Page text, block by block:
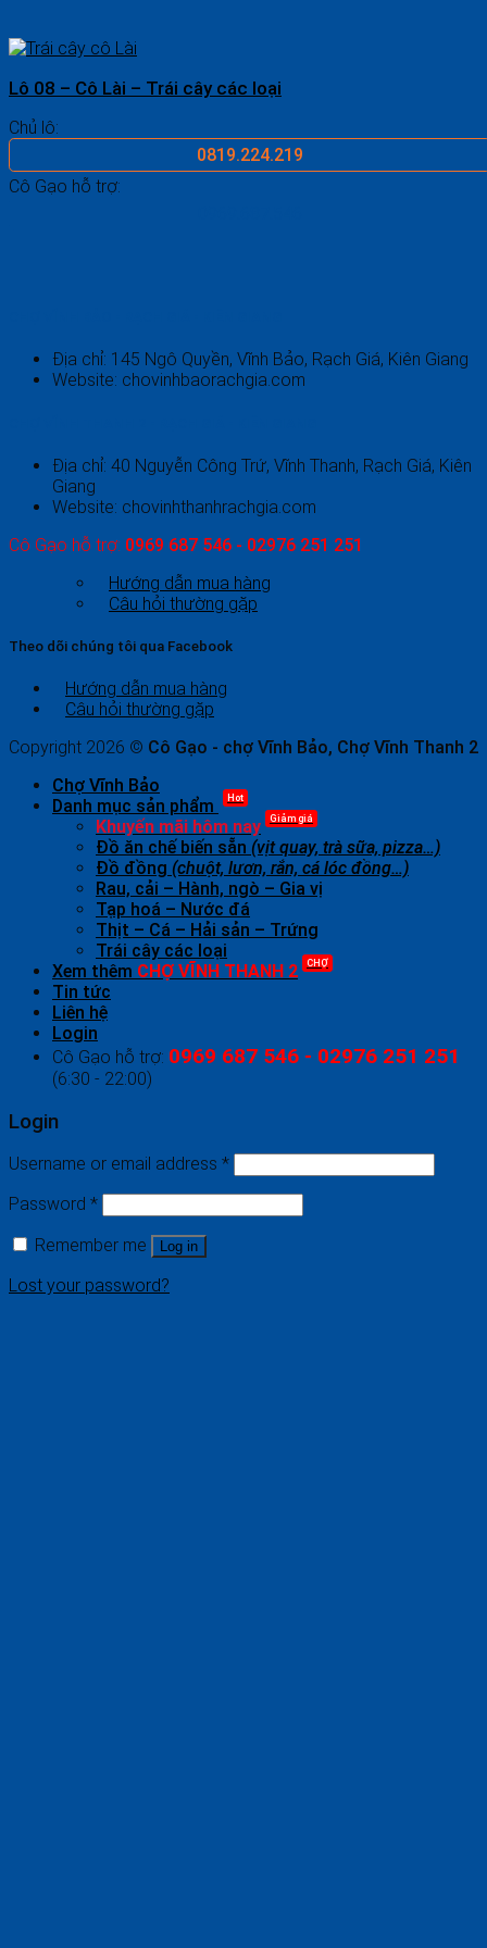
Lô 08 – Cô Lài – Trái cây các loại
Chủ lô:
0819.224.219
Cô Gạo hỗ trợ:
Địa chỉ: 145 Ngô Quyền, Vĩnh Bảo, Rạch Giá, Kiên Giang
Website: chovinhbaorachgia.com
Địa chỉ: 40 Nguyễn Công Trứ, Vĩnh Thanh, Rạch Giá, Kiên
Giang
Website: chovinhthanhrachgia.com
Cô Gạo hỗ trợ: 0969 687 546 - 02976 251 251
Hướng dẫn mua hàng
Câu hỏi thường gặp
Theo dõi chúng tôi qua Facebook
Hướng dẫn mua hàng
Câu hỏi thường gặp
Copyright 2026 © Cô Gạo - chợ Vĩnh Bảo, Chợ Vĩnh Thanh 2
Chợ Vĩnh Bảo
Danh mục sản phẩm
Hot
Khuyến mãi hôm nay Giảm giá
Đồ ăn chế biến sẵn (vịt quay, trà sữa, pizza…)
Đồ đồng (chuột, lươn, rắn, cá lóc đồng…)
Rau, cải – Hành, ngò – Gia vị
Tạp hoá – Nước đá
Thịt – Cá – Hải sản – Trứng
Trái cây các loại
Xem thêm CHỢ VĨNH THANH 2 CHỢ
Tin tức
Liên hệ
Login
Cô Gạo hỗ trợ: 0969 687 546 - 02976 251 251
(6:30 - 22:00)
Login
Username or email address *
Password *
Remember me
Log in
Lost your password?